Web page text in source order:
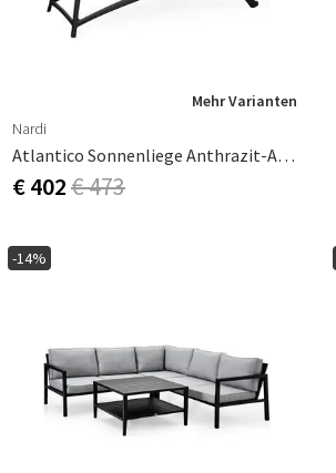
Mehr Varianten
Nardi
Atlantico Sonnenliege Anthrazit-Anthrazit
€ 402€ 473
-14%